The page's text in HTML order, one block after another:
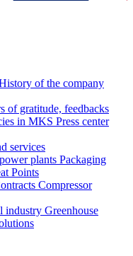
of the company
of gratitude, feedbacks
in MKS Press center
services
plants Packaging
Points
Compressor
industry Greenhouse